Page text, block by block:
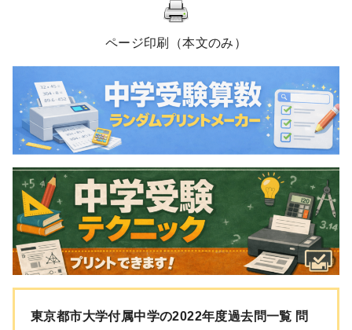
ページ印刷（本文のみ）
東京都市大学付属中学の2022年度過去問一覧 問